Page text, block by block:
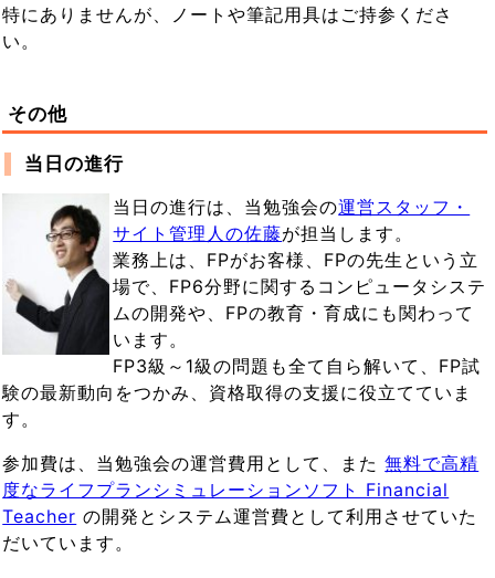
特にありませんが、ノートや筆記用具はご持参くださ
い。
その他
当日の進行
当日の進行は、当勉強会の運営スタッフ・
サイト管理人の佐藤が担当します。
業務上は、FPがお客様、FPの先生という立
場で、FP6分野に関するコンピュータシステ
ムの開発や、FPの教育・育成にも関わって
います。
FP3級～1級の問題も全て自ら解いて、FP試
験の最新動向をつかみ、資格取得の支援に役立てていま
す。
参加費は、当勉強会の運営費用として、また無料で高精
度なライフプランシミュレーションソフト Financial
Teacher の開発とシステム運営費として利用させていた
だいています。